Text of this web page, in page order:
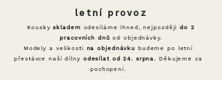
letní provoz
Kouskyskladem odesíláme ihned, nejpozdějido 2
pracovních dnů od objednávky.
Modely a velikosti na objednávku
budeme po letní
přestávce naší dílny odesílat od 24. srpna. Děkujeme za
pochopení.